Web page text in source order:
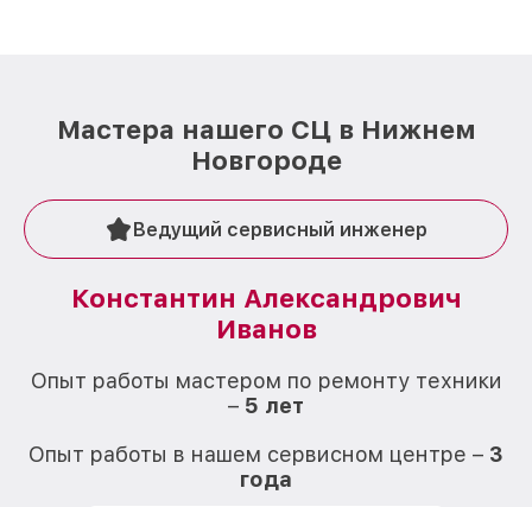
Мастера нашего СЦ в Нижнем
Новгороде
Ведущий сервисный инженер
Константин Александрович
Иванов
Опыт работы мастером по ремонту техники
– 5 лет
Опыт работы в нашем сервисном центре – 3
года